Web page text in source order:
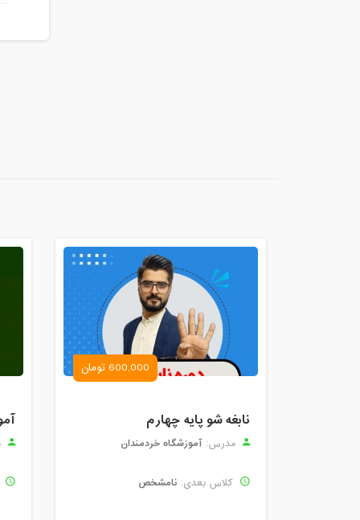
600,000 تومان
نابغه شو پایه چهارم
مدرس: آموزشگاه خردمندان
کلاس بعدی: نامشخص